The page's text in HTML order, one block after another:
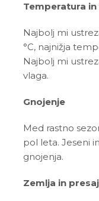
Temperatura in
Najbolj mi
°C, najnižja
Najbolj mi
vlaga.
Gnojenje
Med rastno
pol leta. Jeseni
gnojenja.
Zemlja in